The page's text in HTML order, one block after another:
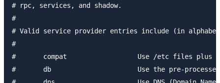
# rpc, services, and shadow.
#
# Valid service provider entries include (in
#
#	compat			Use /etc files plus *_compat pseudo-db
#	db			Use the pre-processed /var/db files